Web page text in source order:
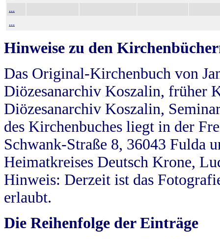
...
...
Hinweise zu den
Das Original-Kirchenbuch von
Diözesanarchiv Koszalin, früher
Diözesanarchiv Koszalin,
des Kirchenbuches liegt in der
Schwank-Straße 8, 36043 Fulda
Heimatkreises Deutsch Krone,
Hinweis: Derzeit ist das
erlaubt.
Die Reihenfolge der Einträge